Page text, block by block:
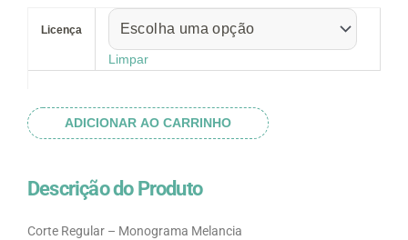
através
R$ 32.82
Licença
Limpar
quantidade
ADICIONAR AO CARRINHO
Descrição do Produto
Corte Regular – Monograma Melancia